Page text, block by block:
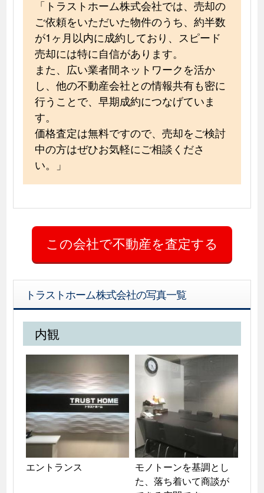
「トラストホーム株式会社では、売却の
ご依頼をいただいた物件のうち、約半数
が1ヶ月以内に成約しており、スピード
売却には特に自信があります。
また、広い業者間ネットワークを活か
し、他の不動産会社との情報共有も密に
行うことで、早期成約につなげていま
す。
価格査定は無料ですので、売却をご検討
中の方はぜひお気軽にご相談くださ
い。」
トラストホーム株式会社の写真一覧
内観
エントランス
モノトーンを基調とし
た、落ち着いて商談が